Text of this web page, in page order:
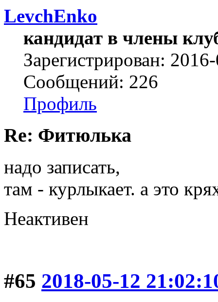
LevchEnko
кандидат в члены
Зарегистрирован:
Сообщений: 226
Профиль
Re: Фитюлька
надо записать,
там - курлыкает. а это
Неактивен
#65 2018-05-12